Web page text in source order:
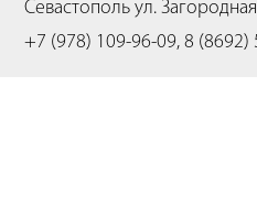
Севастополь ул.
+7 (978) 109-96-09, 8 (8692)